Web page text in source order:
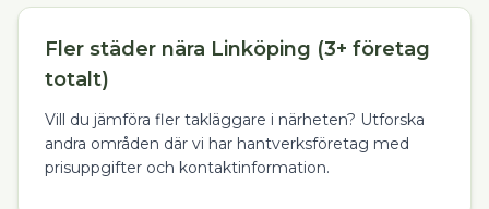
Fler städer nära Linköping (3+ företag
totalt)
Vill du jämföra fler takläggare i närheten? Utforska
andra områden där vi har hantverksföretag med
prisuppgifter och kontaktinformation.